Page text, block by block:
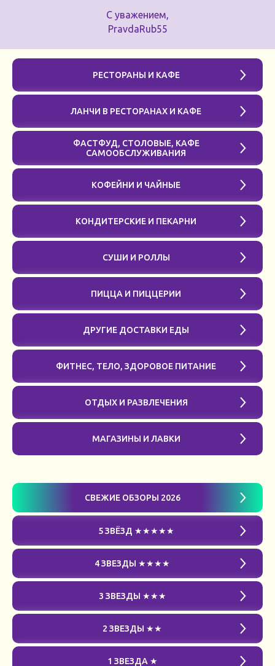
С уважением,
PravdaRub55
РЕСТОРАНЫ И КАФЕ
ЛАНЧИ В РЕСТОРАНАХ И КАФЕ
ФАСТФУД, СТОЛОВЫЕ, КАФЕ
САМООБСЛУЖИВАНИЯ
КОФЕЙНИ И ЧАЙНЫЕ
КОНДИТЕРСКИЕ И ПЕКАРНИ
СУШИ И РОЛЛЫ
ПИЦЦА И ПИЦЦЕРИИ
ДРУГИЕ ДОСТАВКИ ЕДЫ
ФИТНЕС, ТЕЛО, ЗДОРОВОЕ ПИТАНИЕ
ОТДЫХ И РАЗВЛЕЧЕНИЯ
МАГАЗИНЫ И ЛАВКИ
СВЕЖИЕ ОБЗОРЫ 2026
5 ЗВЁЗД ★★★★★
4 ЗВЕЗДЫ ★★★★
3 ЗВЕЗДЫ ★★★
2 ЗВЕЗДЫ ★★
1 ЗВЕЗДА ★